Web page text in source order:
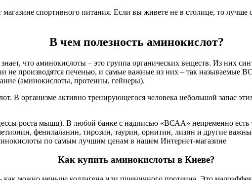
спортивного питания. Если вы живете не в столице, то лучше
В чем полезность аминокислот?
что аминокислоты – это группа органических веществ. Из них
не производятся печенью, и самые важные из них – так называемые
(аминокислоты, протеины, гейнеры).
В организме активно тренирующегося человека небольшой запас
роста мышц). В любой банке с надписью «ВСАА» непременно
фенилаланин, тирозин, таурин, орнитин, лизин и другие
по самым лучшим ценам в нашем Интернет-магазине
Как купить аминокислоты в Киеве?